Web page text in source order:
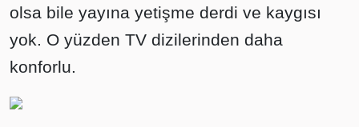
olsa bile yayına yetişme derdi ve kaygısı
yok. O yüzden TV dizilerinden daha
konforlu.